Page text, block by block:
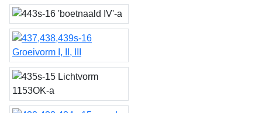
'7 semantra'
'boetnaald IV'
Groeivorm I, II, III
Lichtvorm 1153OK